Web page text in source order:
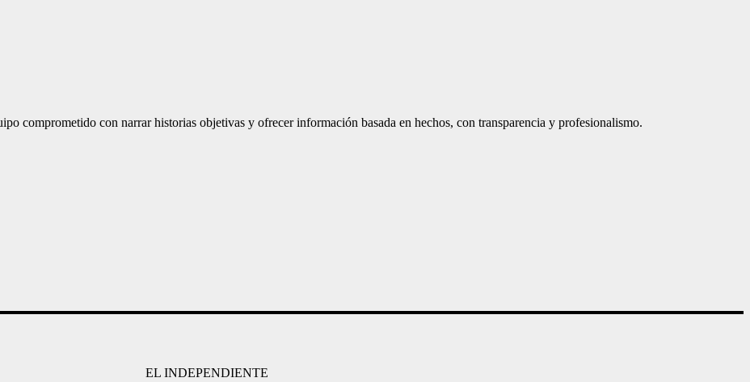
comprometido con narrar historias objetivas y ofrecer información basada en hechos, con transparencia y profesionalismo.
EL INDEPENDIENTE